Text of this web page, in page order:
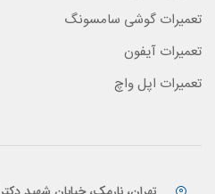
تعمیرات گوشی سامسونگ
تعمیرات آیفون
تعمیرات اپل واچ